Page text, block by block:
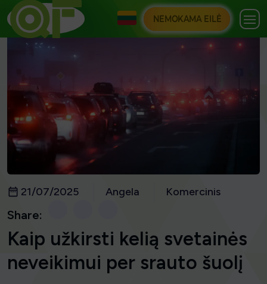
NEMOKAMA EILĖ
21/07/2025 Angela Komercinis
Share:
Kaip užkirsti kelią svetainės
neveikimui per srauto šuolį